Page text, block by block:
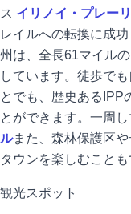
イリノイ・プレー
イルへの転換に成
は、全長61マイル
ています。徒歩で
でも、歴史あるIPP
ができます。一周し
また、森林保護区や
ウンを楽しむことも
光スポット